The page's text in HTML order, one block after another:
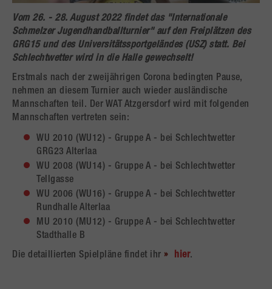
Vom 26. - 28. August 2022findet das "Internationale
Schmelzer Jugendhandballturnier" auf den Freiplätzen des
GRG15 und des Universitätssportgeländes (USZ) statt. Bei
Schlechtwetter wird in die Halle gewechselt!
Erstmals nach der zweijährigen Corona bedingten Pause,
nehmen an diesem Turnier auch wieder ausländische
Mannschaften teil. Der WAT Atzgersdorf wird mit folgenden
Mannschaften vertreten sein:
WU 2010 (WU12) - Gruppe A - bei Schlechtwetter
GRG23 Alterlaa
WU 2008 (WU14) - Gruppe A - bei Schlechtwetter
Tellgasse
WU 2006 (WU16) - Gruppe A - bei Schlechtwetter
Rundhalle Alterlaa
MU 2010 (MU12) - Gruppe A - bei Schlechtwetter
Stadthalle B
Die detaillierten Spielpläne findet ihr
hier.